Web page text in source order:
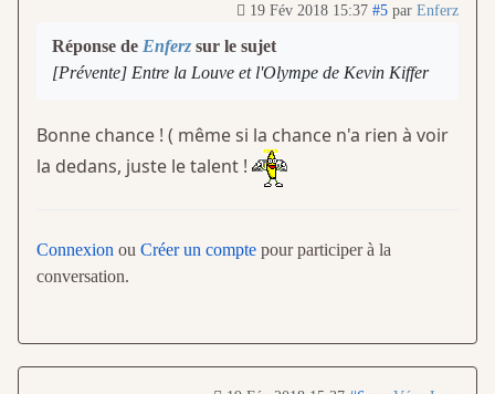
19 Fév 2018 15:37 #5 par Enferz
Réponse de Enferz sur le sujet
[Prévente] Entre la Louve et l'Olympe de Kevin Kiffer
Bonne chance ! ( même si la chance n'a rien à voir
la dedans, juste le talent !
Connexion ou Créer un compte pour participer à la
conversation.